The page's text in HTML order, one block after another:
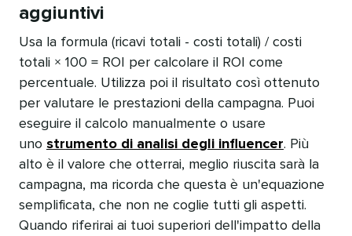
aggiuntivi​​
Usa la formula (ricavi totali - costi totali) / costi
totali × 100 = ROI per calcolare il ROI come
percentuale. Utilizza poi il risultato così ottenuto
per valutare le prestazioni della campagna. Puoi
eseguire il calcolo manualmente o usare
uno strumento di analisi degli influencer. Più
alto è il valore che otterrai, meglio riuscita sarà la
campagna, ma ricorda che questa è un'equazione
semplificata, che non ne coglie tutti gli aspetti.
Quando riferirai ai tuoi superiori dell'impatto della